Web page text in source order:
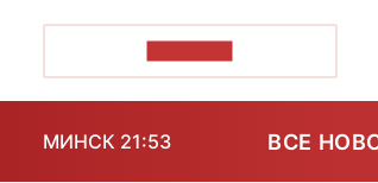
МИНСК 21:53 ВСЕ